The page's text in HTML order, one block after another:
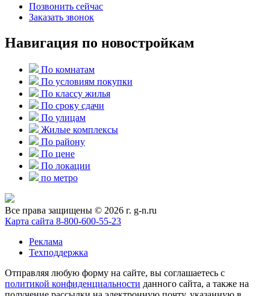
Позвонить сейчас
Заказать звонок
Навигация по новостройкам
По комнатам
По условиям покупки
По классу жилья
По сроку сдачи
По улицам
Жилые комплексы
По району
По цене
По локации
по метро
Все права защищены © 2026 г. g-n.ru
Карта сайта 8-800-600-55-23
Реклама
Техподдержка
Отправляя любую форму на сайте, вы соглашаетесь с
политикой конфиденциальности данного сайта, а также на